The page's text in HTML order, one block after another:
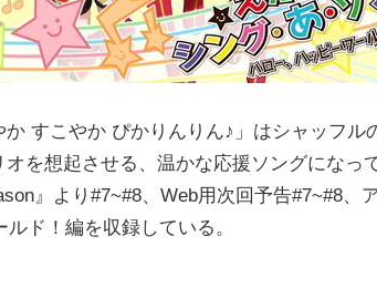
すこやか ぴかりんりん♪」はシャッフル
を想起させる、温かな応援ソングになっ
』より#7~#8、Web用次回予告#7~#8、
ルド！編を収録している。